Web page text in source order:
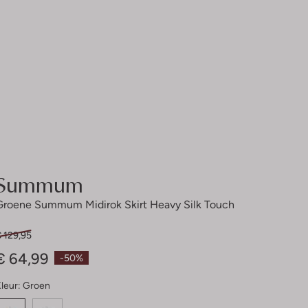
Summum Midirok Skirt Heavy Silk Touch
-50%
129,95
64,99
Groen